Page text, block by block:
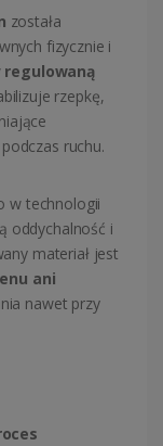
została
fizycznie i
regulowaną
rzepkę,
ruchu.
w technologii
oddychalność i
materiał jest
ani
nawet przy